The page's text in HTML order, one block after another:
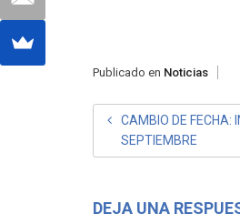
Publicado en Noticias
NAVEGACIÓN
DE
CAMBIO DE FECHA:
SEPTIEMBRE
DEJA UNA